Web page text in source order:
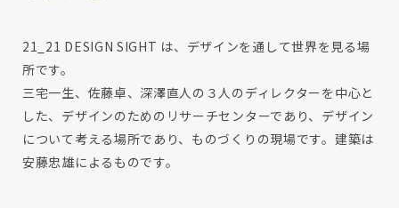
21_21 DESIGN SIGHT は、デザインを通して世界を見る場
所です。
三宅一生、佐藤卓、深澤直人の３人のディレクターを中心と
した、デザインのためのリサーチセンターであり、デザイン
について考える場所であり、ものづくりの現場です。建築は
安藤忠雄によるものです。